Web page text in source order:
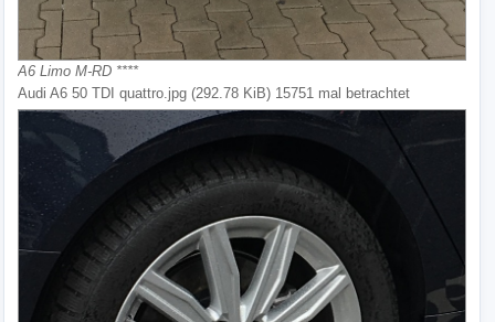
A6 Limo M-RD ****
Audi A6 50 TDI quattro.jpg (292.78 KiB) 15751 mal betrachtet